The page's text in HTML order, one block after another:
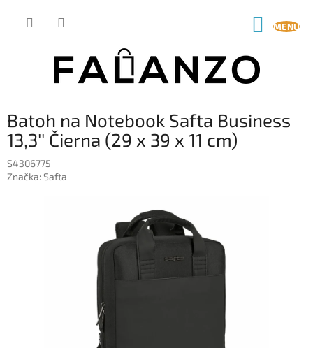
Batoh na Notebook Safta Business
13,3'' Čierna (29 x 39 x 11 cm)
S4306775
Značka:Safta